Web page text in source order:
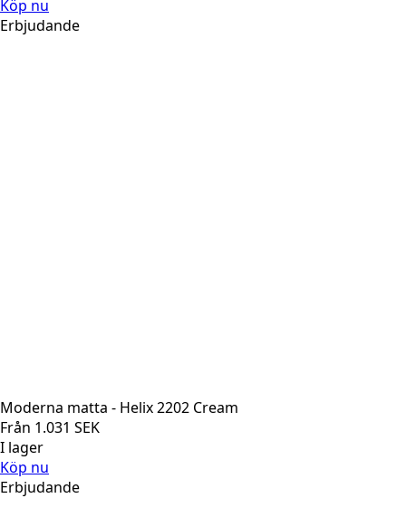
Köp nu
Erbjudande
Moderna matta - Helix 2202 Cream
Från 1.031 SEK
I lager
Köp nu
Erbjudande